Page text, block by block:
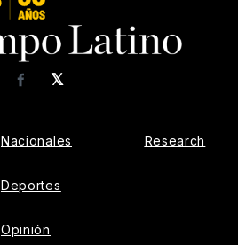
𝕏
Facebook
Nacionales
Deportes
Opinión
Research